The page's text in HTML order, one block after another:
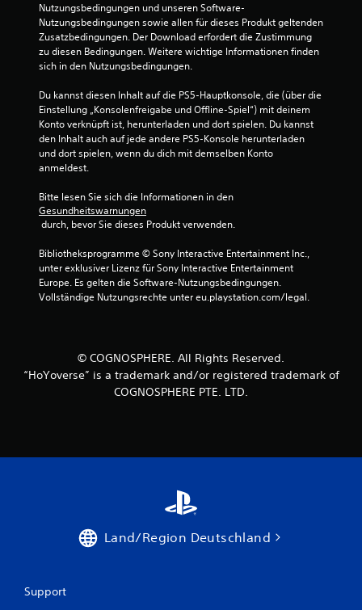
Nutzungsbedingungen und unseren Software-
Nutzungsbedingungen sowie allen für dieses Produkt geltenden
Zusatzbedingungen. Der Download erfordert die Zustimmung
zu diesen Bedingungen. Weitere wichtige Informationen finden
sich in den Nutzungsbedingungen.
Du kannst diesen Inhalt auf die PS5-Hauptkonsole, die (über die
Einstellung „Konsolenfreigabe und Offline-Spiel“) mit deinem
Konto verknüpft ist, herunterladen und dort spielen. Du kannst
den Inhalt auch auf jede andere PS5-Konsole herunterladen
und dort spielen, wenn du dich mit demselben Konto
anmeldest.
Bitte lesen Sie sich die Informationen in den
Gesundheitswarnungen
durch, bevor Sie dieses Produkt verwenden.
Bibliotheksprogramme © Sony Interactive Entertainment Inc.,
unter exklusiver Lizenz für Sony Interactive Entertainment
Europe. Es gelten die Software-Nutzungsbedingungen.
Vollständige Nutzungsrechte unter eu.playstation.com/legal.
© COGNOSPHERE. All Rights Reserved.
“HoYoverse” is a trademark and/or registered trademark of
COGNOSPHERE PTE. LTD.
Land/Region Deutschland
Support